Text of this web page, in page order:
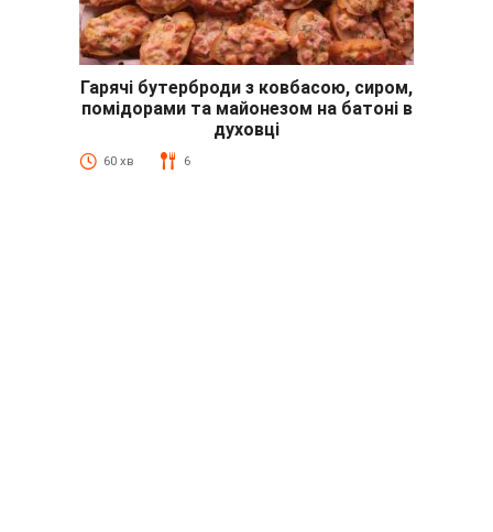
Гарячі бутерброди з ковбасою, сиром,
помідорами та майонезом на батоні в
духовці
60 хв 6